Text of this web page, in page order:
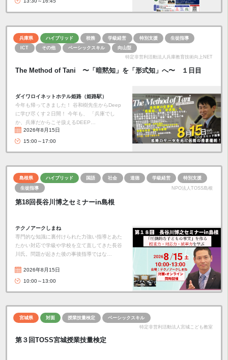
兵庫県 ハイブリッド 校務 学級経営 特別支援
生徒指導
ICT
その他 ベーシックスキル
向山型
特定非営利活動法人兵庫教育技術向上NET
The Method of Tani 〜「暗黙知」を「形式知」へ〜 １日目
ダイワロイネットホテル姫路（姫路駅）
今年も帰ってきました！ 谷和樹先生からDeep
に学び尽くす２日間！ 今年も、 「兵庫でし
か、兵庫だからこそ扱えるDEEP…
2026年8月15日
15:00～17:00
島根県 ハイブリッド 国語 社会 道徳 学級経営
特別支援
生徒指導
NPO法人TOSS島根
第18回長谷川博之セミナーin島根
テクノアークしまね
専門的な知識に裏付けられた力強い指導とあた
たかい対応で学級や学校を立て直してきた長谷
川氏。問題が起きた後の事後指導ではな…
2026年8月15日
10:00～13:00
宮城県 対面 授業技量検定
ベーシックスキル
特定非営利活動法人宮城こども教室
第３回TOSS宮城授業技量検定